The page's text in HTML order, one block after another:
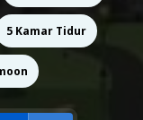
5 Kamar Tidur